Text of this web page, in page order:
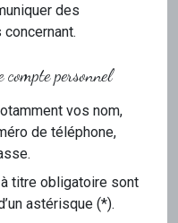
des
personnel
vos nom,
de téléphone,
titre obligatoire sont
astérisque (*).